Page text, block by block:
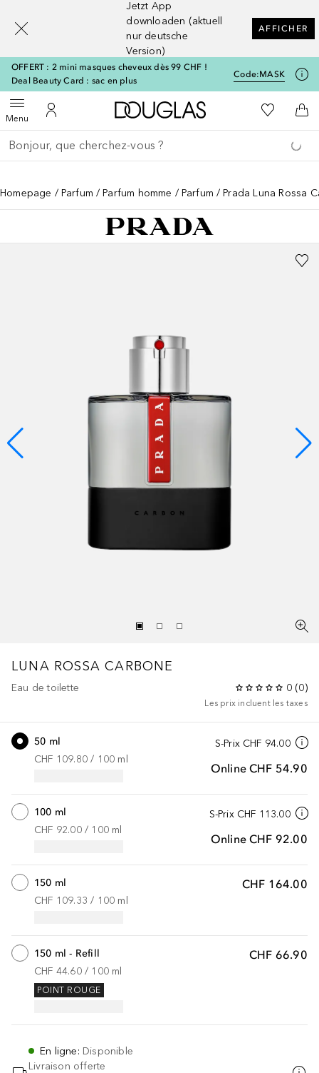
Jetzt App
downloaden (aktuell
nur deutsche
Version)
AFFICHER
OFFERT : 2 mini masques cheveux dès 99 CHF !
Deal Beauty Card : sac en plus
Code:MASK
MenuOuvrir le menuVers Mon Compte
Vers l'accueil Douglas
Vers Ma
Retourner
Exécuter la recherche
Homepage Parfum Parfum homme Parfum Prada Luna Rossa
LUNA ROSSA CARBONE
Eau de toilette 0 (0)
Les prix incluent les taxes
S-Prix CHF 94.00
Online CHF 54.90
50 ml
CHF 109.80 / 100 ml
S-Prix CHF 113.00
Online CHF 92.00
100 ml
CHF 92.00 / 100 ml
CHF 164.00
150 ml
CHF 109.33 / 100 ml
CHF 66.90
150 ml - Refill
CHF 44.60 / 100 ml
POINT ROUGE
En ligne: Disponible
Livraison offerte
[navigation.slideout.screenreader]